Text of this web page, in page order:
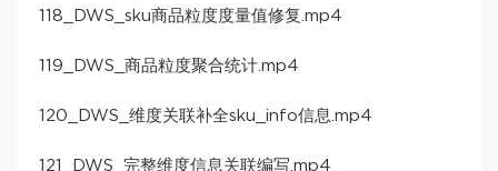
118_DWS_sku商品粒度度量值修复.mp4
119_DWS_商品粒度聚合统计.mp4
120_DWS_维度关联补全sku_info信息.mp4
121_DWS_完整维度信息关联编写.mp4